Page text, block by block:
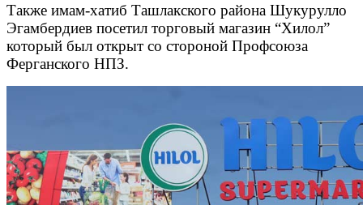
Также имам-хатиб Ташлакского района Шукурулло
Эгамбердиев посетил торговый магазин “Хилол”
который был открыт со стороной Профсоюза
Ферганского НПЗ.